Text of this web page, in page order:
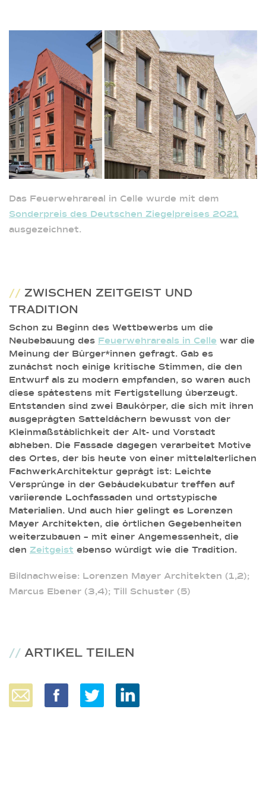
Das Feuerwehrareal in Celle wurde mit dem
Sonderpreis des Deutschen Ziegelpreises 2021
ausgezeichnet.
// ZWISCHEN ZEITGEIST UND
TRADITION
Schon zu Beginn des Wettbewerbs um die
Neubebauung des Feuerwehrareals in Celle war die
Meinung der Bürger*innen gefragt. Gab es
zunächst noch einige kritische Stimmen, die den
Entwurf als zu modern empfanden, so waren auch
diese spätestens mit Fertigstellung überzeugt.
Entstanden sind zwei Baukörper, die sich mit ihren
ausgeprägten Satteldächern bewusst von der
Kleinmaßstäblichkeit der Alt- und Vorstadt
abheben. Die Fassade dagegen verarbeitet Motive
des Ortes, der bis heute von einer mittelalterlichen
FachwerkArchitektur geprägt ist: Leichte
Versprünge in der Gebäudekubatur treffen auf
variierende Lochfassaden und ortstypische
Materialien. Und auch hier gelingt es Lorenzen
Mayer Architekten, die örtlichen Gegebenheiten
weiterzubauen – mit einer Angemessenheit, die
den Zeitgeist ebenso würdigt wie die Tradition.
Bildnachweise: Lorenzen Mayer Architekten (1,2);
Marcus Ebener (3,4); Till Schuster (5)
// ARTIKEL TEILEN